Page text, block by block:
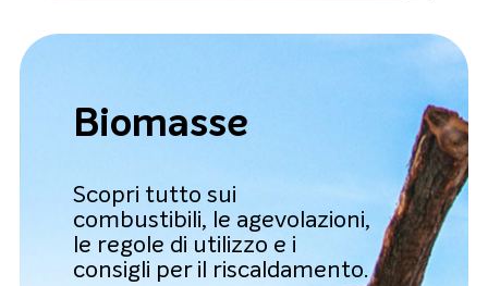
Biomasse
Scopri tutto sui
combustibili, le agevolazioni,
le regole di utilizzo e i
consigli per il riscaldamento.